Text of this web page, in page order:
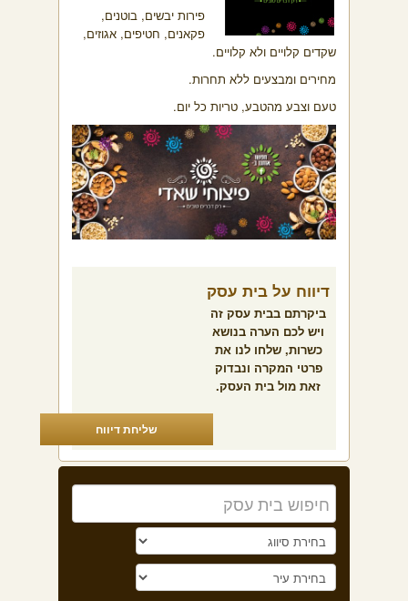
פירות יבשים, בוטנים,
פקאנים, חטיפים, אגוזים,
שקדים קלויים ולא קלויים.
מחירים ומבצעים ללא תחרות.
טעם וצבע מהטבע, טריות כל יום.
דיווח על בית עסק
ביקרתם בבית עסק זה
ויש לכם הערה בנושא
כשרות, שלחו לנו את
פרטי המקרה ונבדוק
זאת מול בית העסק.
שליחת דיווח